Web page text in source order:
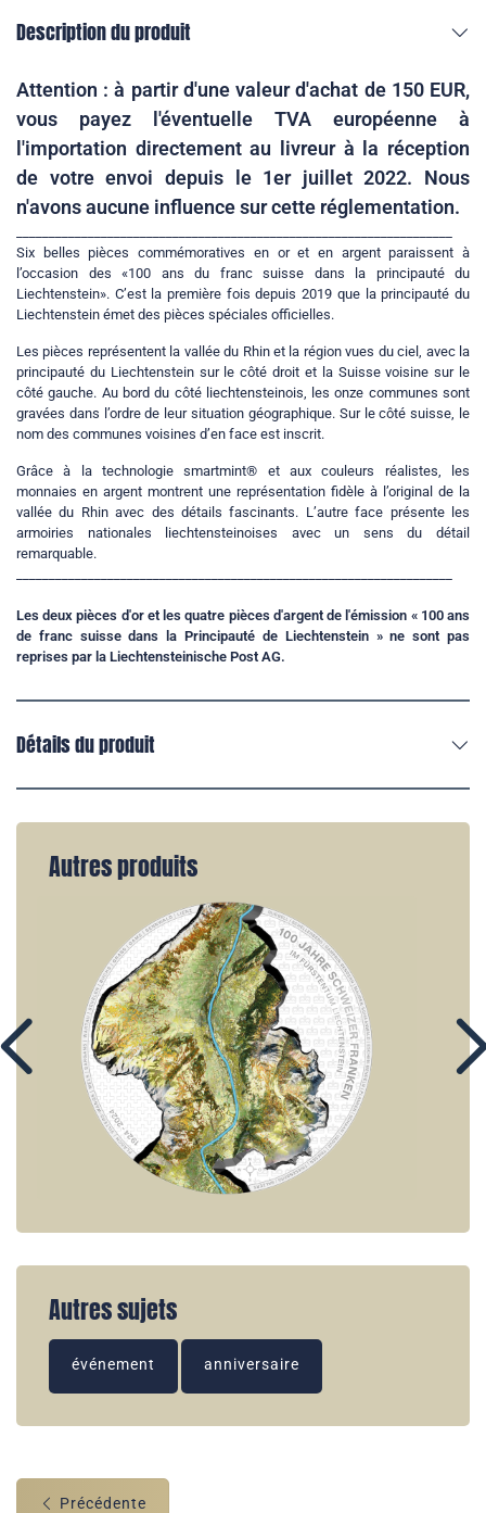
Description du produit
Attention : à partir d'une valeur d'achat de 150 EUR,
vous payez l'éventuelle TVA européenne à
l'importation directement au livreur à la réception
de votre envoi depuis le 1er juillet 2022. Nous
n'avons aucune influence sur cette réglementation.
Six belles pièces commémoratives en or et en argent paraissent à
l’occasion des «100 ans du franc suisse dans la principauté du
Liechtenstein». C’est la première fois depuis 2019 que la principauté du
Liechtenstein émet des pièces spéciales officielles.
Les pièces représentent la vallée du Rhin et la région vues du ciel, avec la
principauté du Liechtenstein sur le côté droit et la Suisse voisine sur le
côté gauche. Au bord du côté liechtensteinois, les onze communes sont
gravées dans l’ordre de leur situation géographique. Sur le côté suisse, le
nom des communes voisines d’en face est inscrit.
Grâce à la technologie smartmint® et aux couleurs réalistes, les
monnaies en argent montrent une représentation fidèle à l’original de la
vallée du Rhin avec des détails fascinants. L’autre face présente les
armoiries nationales liechtensteinoises avec un sens du détail
remarquable.
Les deux pièces d'or et les quatre pièces d'argent de l'émission « 100 ans
de franc suisse dans la Principauté de Liechtenstein » ne sont pas
reprises par la Liechtensteinische Post AG.
Détails du produit
Autres produits
Autres sujets
événement anniversaire
Précédente